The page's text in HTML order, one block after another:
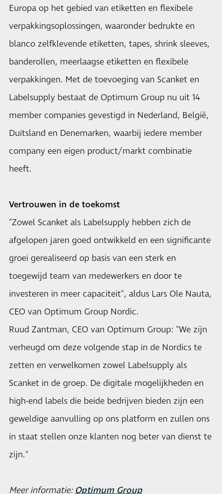
Europa op het gebied van etiketten en flexibele
verpakkingsoplossingen, waaronder bedrukte en
blanco zelfklevende etiketten, tapes, shrink sleeves,
banderollen, meerlaagse etiketten en flexibele
verpakkingen. Met de toevoeging van Scanket en
Labelsupply bestaat de Optimum Group nu uit 14
member companies gevestigd in Nederland, België,
Duitsland en Denemarken, waarbij iedere member
company een eigen product/markt combinatie
heeft.
Vertrouwen in de toekomst
"Zowel Scanket als Labelsupply hebben zich de
afgelopen jaren goed ontwikkeld en een significante
groei gerealiseerd op basis van een sterk en
toegewijd team van medewerkers en door te
investeren in meer capaciteit", aldus Lars Ole Nauta,
CEO van Optimum Group Nordic.
Ruud Zantman, CEO van Optimum Group: "We zijn
verheugd om deze volgende stap in de Nordics te
zetten en verwelkomen zowel Labelsupply als
Scanket in de groep. De digitale mogelijkheden en
high-end labels die beide bedrijven bieden zijn een
geweldige aanvulling op ons platform en zullen ons
in staat stellen onze klanten nog beter van dienst te
zijn."
Meer informatie:Optimum Group